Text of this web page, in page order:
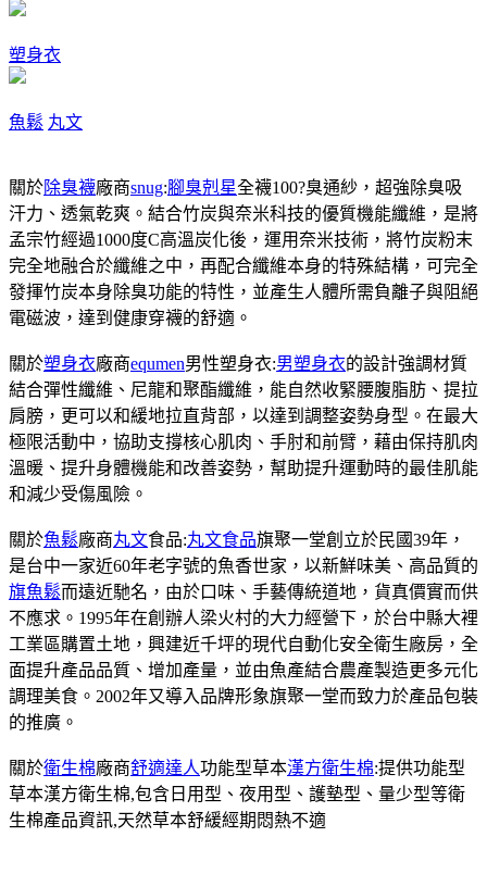
塑身衣
魚鬆 丸文
關於除臭襪廠商snug:腳臭剋星全襪100?臭通紗，超強除臭吸
汗力、透氣乾爽。結合竹炭與奈米科技的優質機能纖維，是將
孟宗竹經過1000度C高溫炭化後，運用奈米技術，將竹炭粉末
完全地融合於纖維之中，再配合纖維本身的特殊結構，可完全
發揮竹炭本身除臭功能的特性，並產生人體所需負離子與阻絕
電磁波，達到健康穿襪的舒適。
關於塑身衣廠商equmen男性塑身衣:男塑身衣的設計強調材質
結合彈性纖維、尼龍和聚酯纖維，能自然收緊腰腹脂肪、提拉
肩膀，更可以和緩地拉直背部，以達到調整姿勢身型。在最大
極限活動中，協助支撐核心肌肉、手肘和前臂，藉由保持肌肉
溫暖、提升身體機能和改善姿勢，幫助提升運動時的最佳肌能
和減少受傷風險。
關於魚鬆廠商丸文食品:丸文食品旗聚一堂創立於民國39年，
是台中一家近60年老字號的魚香世家，以新鮮味美、高品質的
旗魚鬆而遠近馳名，由於口味、手藝傳統道地，貨真價實而供
不應求。1995年在創辦人梁火村的大力經營下，於台中縣大裡
工業區購置土地，興建近千坪的現代自動化安全衛生廠房，全
面提升產品品質、增加產量，並由魚產結合農產製造更多元化
調理美食。2002年又導入品牌形象旗聚一堂而致力於產品包裝
的推廣。
關於衛生棉廠商舒適達人功能型草本漢方衛生棉:提供功能型
草本漢方衛生棉,包含日用型、夜用型、護墊型、量少型等衛
生棉產品資訊,天然草本舒緩經期悶熱不適